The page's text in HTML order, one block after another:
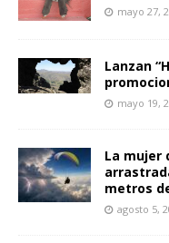
mayo 27,
Lanzan
mayo 19,
La mujer
metros
agosto 5,